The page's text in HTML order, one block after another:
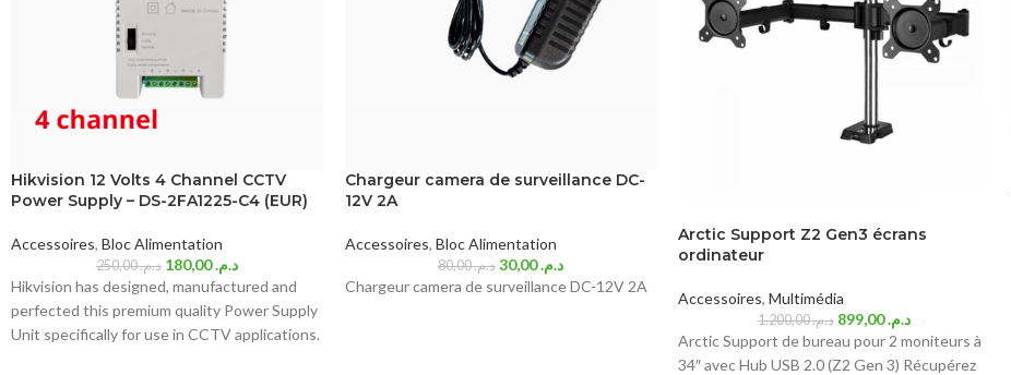
Hikvision 12 Volts 4 Channel CCTV
Power Supply – DS-2FA1225-C4 (EUR)
Accessoires, Bloc Alimentation
د.م.250,00 د.م.180,00
Hikvision has designed, manufactured and
perfected this premium quality Power Supply
Unit specifically for use in CCTV applications.
Chargeur camera de surveillance DC-
12V 2A
Accessoires, Bloc Alimentation
د.م.80,00 د.م.30,00
Chargeur camera de surveillance DC-12V 2A
Arctic Support Z2 Gen3 écrans
ordinateur
Accessoires, Multimédia
د.م.1.200,00 د.م.899,00
Arctic Support de bureau pour 2 moniteurs à
34″ avec Hub USB 2.0 (Z2 Gen 3) Récupérez